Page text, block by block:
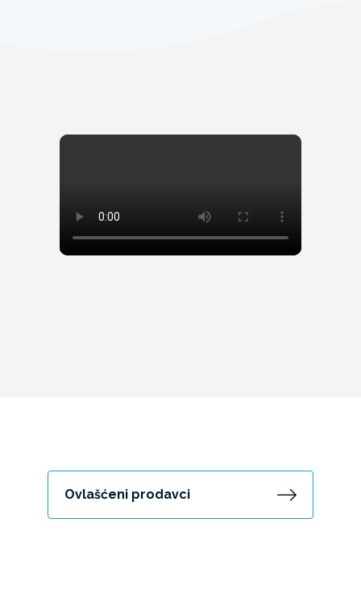
Ovlašćeni prodavci